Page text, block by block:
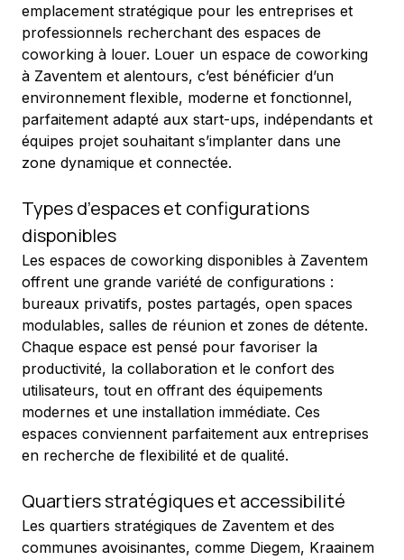
emplacement stratégique pour les entreprises et
professionnels recherchant des espaces de
coworking à louer. Louer un espace de coworking
à Zaventem et alentours, c’est bénéficier d’un
environnement flexible, moderne et fonctionnel,
parfaitement adapté aux start-ups, indépendants et
équipes projet souhaitant s’implanter dans une
zone dynamique et connectée.
Types d’espaces et configurations
disponibles
Les espaces de coworking disponibles à Zaventem
offrent une grande variété de configurations :
bureaux privatifs, postes partagés, open spaces
modulables, salles de réunion et zones de détente.
Chaque espace est pensé pour favoriser la
productivité, la collaboration et le confort des
utilisateurs, tout en offrant des équipements
modernes et une installation immédiate. Ces
espaces conviennent parfaitement aux entreprises
en recherche de flexibilité et de qualité.
Quartiers stratégiques et accessibilité
Les quartiers stratégiques de Zaventem et des
communes avoisinantes, comme Diegem, Kraainem